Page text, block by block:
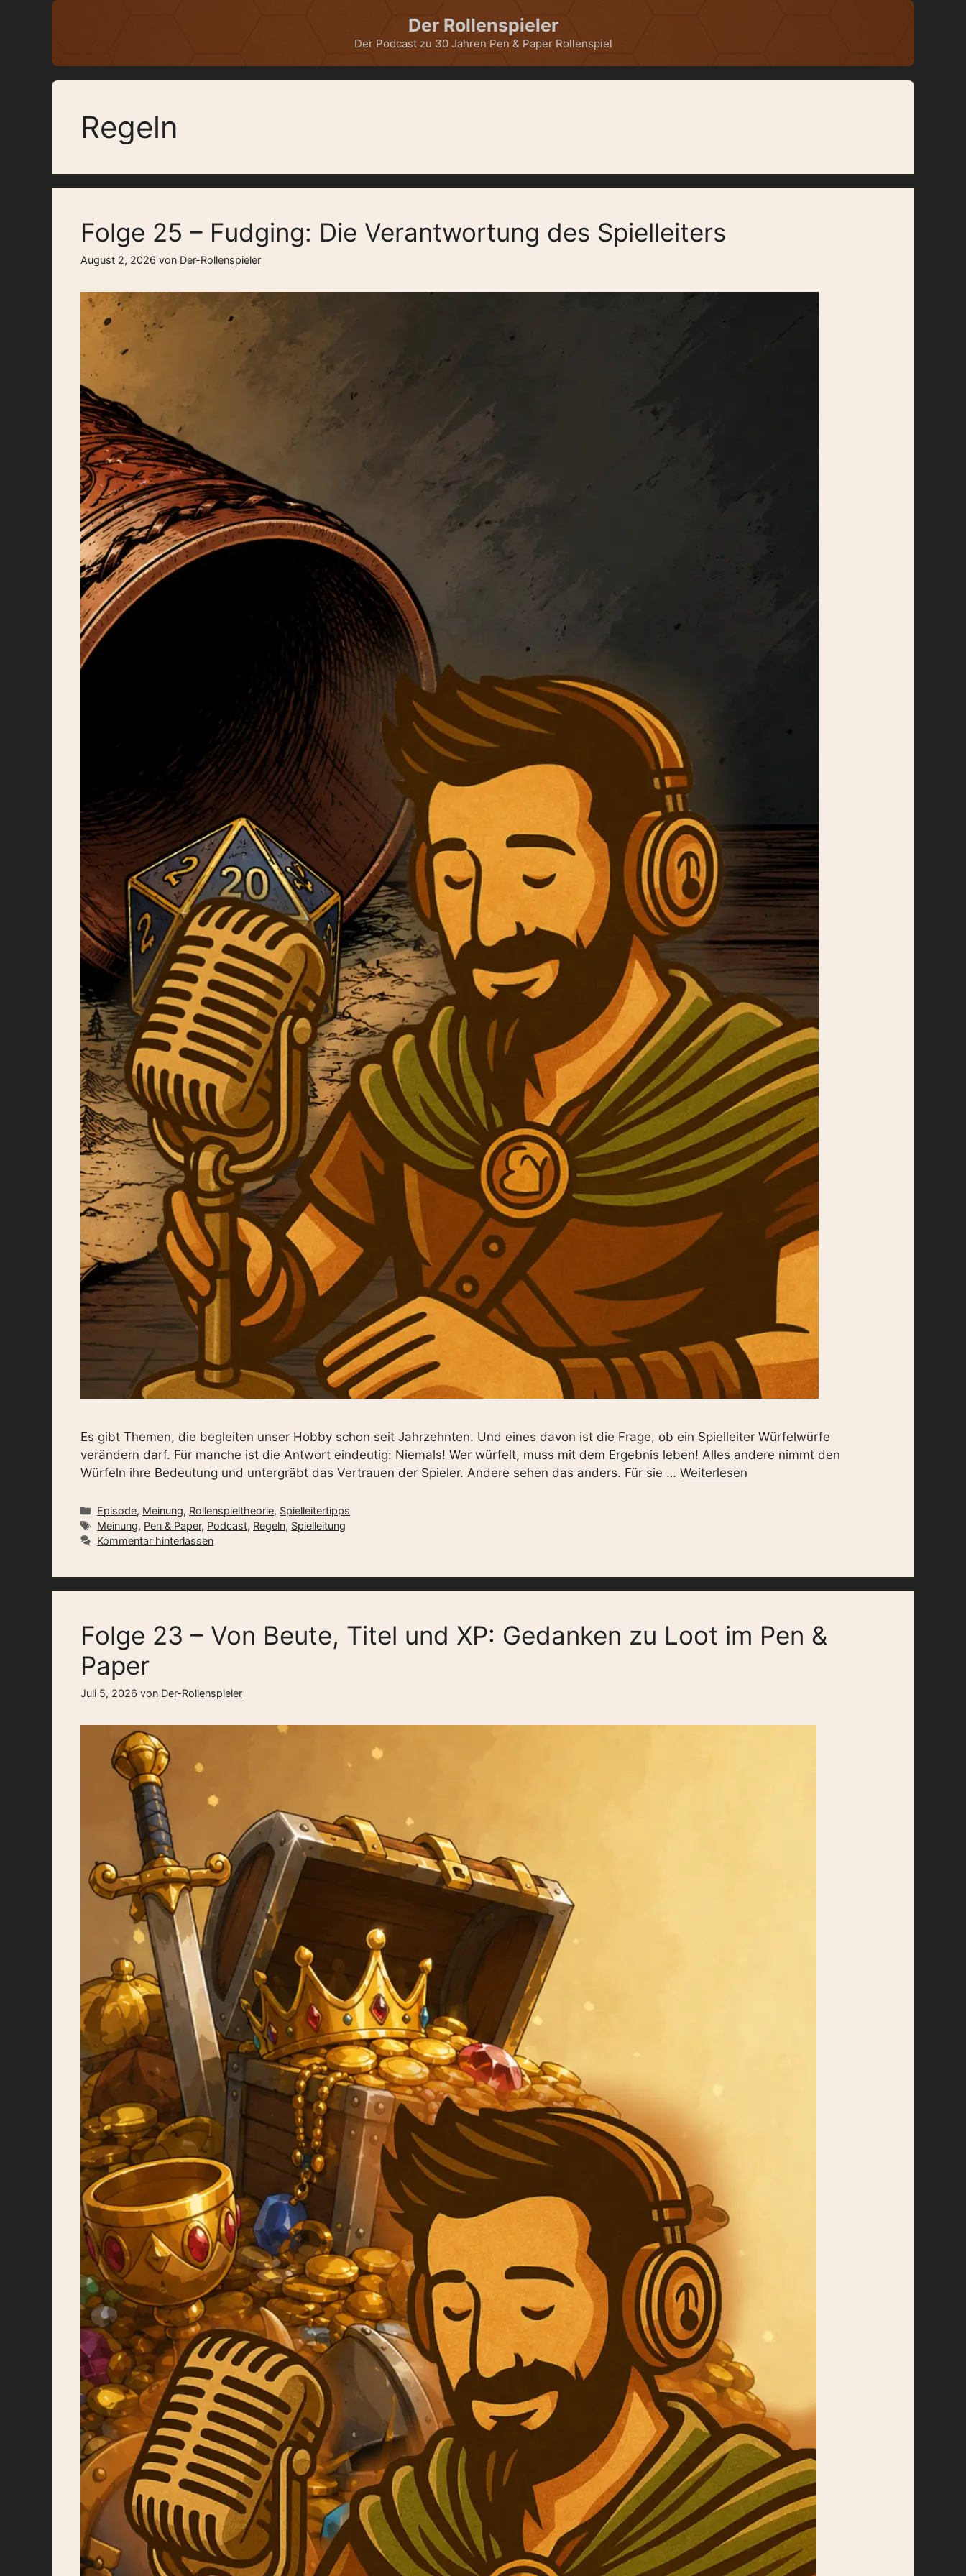
Der Rollenspieler
Der Podcast zu 30 Jahren Pen & Paper Rollenspiel
Regeln
Folge 25 – Fudging: Die Verantwortung des Spielleiters
August 2, 2026 von Der-Rollenspieler
Es gibt Themen, die begleiten unser Hobby schon seit Jahrzehnten. Und eines davon ist die Frage, ob ein Spielleiter Würfelwürfe
verändern darf. Für manche ist die Antwort eindeutig: Niemals! Wer würfelt, muss mit dem Ergebnis leben! Alles andere nimmt den
Würfeln ihre Bedeutung und untergräbt das Vertrauen der Spieler. Andere sehen das anders. Für sie … Weiterlesen
Kategorien
Episode, Meinung, Rollenspieltheorie, Spielleitertipps
Schlagwörter
Meinung, Pen & Paper, Podcast, Regeln, Spielleitung
Kommentar hinterlassen
Folge 23 – Von Beute, Titel und XP: Gedanken zu Loot im Pen &
Paper
Juli 5, 2026 von Der-Rollenspieler